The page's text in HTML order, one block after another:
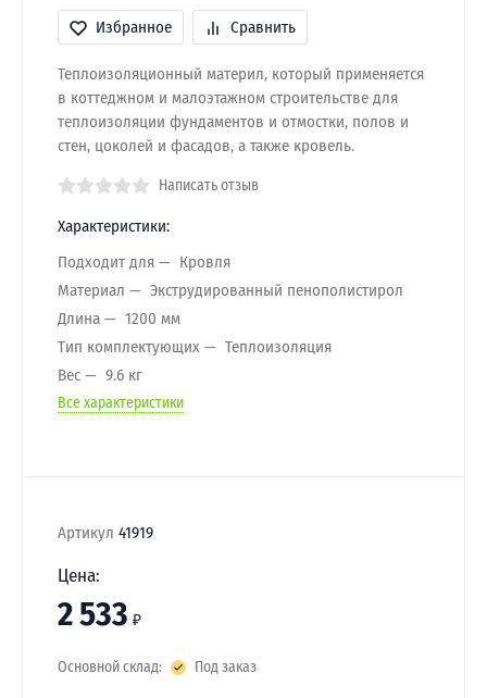
Избранное Сравнить
Теплоизоляционный материл, который применяется
в коттеджном и малоэтажном строительстве для
теплоизоляции фундаментов и отмостки, полов и
стен, цоколей и фасадов, а также кровель.
Написать отзыв
Характеристики:
Подходит для
Кровля
Материал
Экструдированный пенополистирол
Длина
1200 мм
Тип комплектующих
Теплоизоляция
Вес
9.6 кг
Все характеристики
Артикул 41919
Цена:
2 533 ₽
Основной склад: Под заказ